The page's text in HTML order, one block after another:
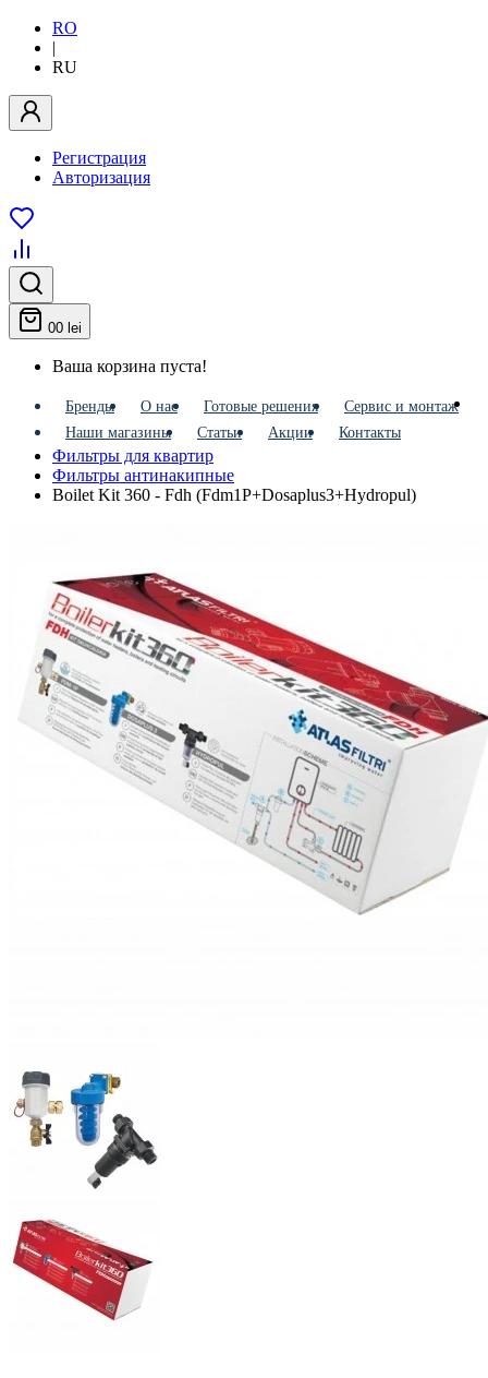
RO
|
RU
Регистрация
Авторизация
00 lei
Ваша корзина пуста!
Бренды О нас Готовые решения
Сервис и монтаж
Наши магазины
Статьи Акции Контакты
Фильтры для квартир
Фильтры антинакипные
Boilet Kit 360 - Fdh (Fdm1P+Dosaplus3+Hydropul)